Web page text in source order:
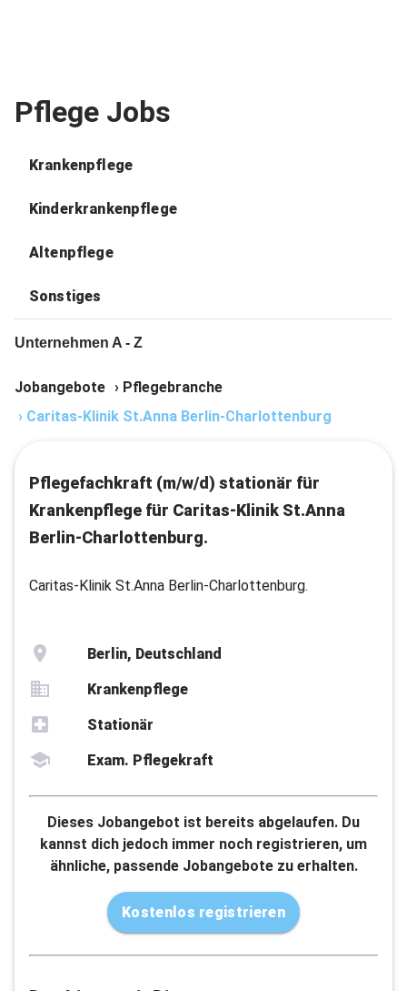
Pflege Jobs
Krankenpflege
Kinderkrankenpflege
Altenpflege
Sonstiges
Unternehmen A - Z
Jobangebote › Pflegebranche
› Caritas-Klinik St.Anna Berlin-Charlottenburg
Pflegefachkraft (m/w/d) stationär für
Krankenpflege für Caritas-Klinik St.Anna
Berlin-Charlottenburg.
Caritas-Klinik St.Anna Berlin-Charlottenburg.
Berlin, Deutschland
Krankenpflege
Stationär
Exam. Pflegekraft
Dieses Jobangebot ist bereits abgelaufen. Du
kannst dich jedoch immer noch registrieren, um
ähnliche, passende Jobangebote zu erhalten.
Kostenlos registrieren